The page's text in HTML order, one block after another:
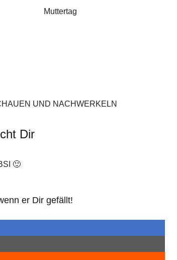
Muttertag
UND NACHWERKELN
Dir
🙂
er Dir gefällt!